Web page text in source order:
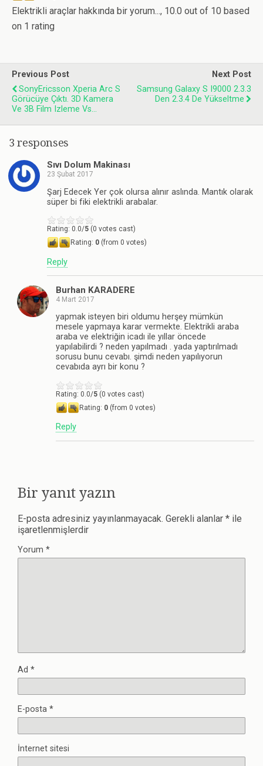
Elektrikli araçlar hakkında bir yorum..., 10.0 out of 10 based
on 1 rating
Previous Post
SonyEricsson Xperia Arc S
Görücüye Çıktı. 3D Kamera
Ve 3B Film Izleme Vs...
Next Post
Samsung Galaxy S I9000 2.3.3
Den 2.3.4 De Yükseltme
3 responses
Sıvı Dolum Makinası
23 Şubat 2017
Şarj Edecek Yer çok olursa alınır aslında. Mantık olarak
süper bi fiki elektrikli arabalar.
Rating: 0.0/5 (0 votes cast)
Rating: 0 (from 0 votes)
Reply
Burhan KARADERE
4 Mart 2017
yapmak isteyen biri oldumu herşey mümkün
mesele yapmaya karar vermekte. Elektrikli araba
araba ve elektriğin icadı ile yıllar öncede
yapılabilirdi ? neden yapılmadı . yada yaptırılmadı
sorusu bunu cevabı. şimdi neden yapılıyorun
cevabıda ayrı bir konu ?
Rating: 0.0/5 (0 votes cast)
Rating: 0 (from 0 votes)
Reply
Bir yanıt yazın
E-posta adresiniz yayınlanmayacak. Gerekli alanlar * ile
işaretlenmişlerdir
Yorum *
Ad *
E-posta *
İnternet sitesi